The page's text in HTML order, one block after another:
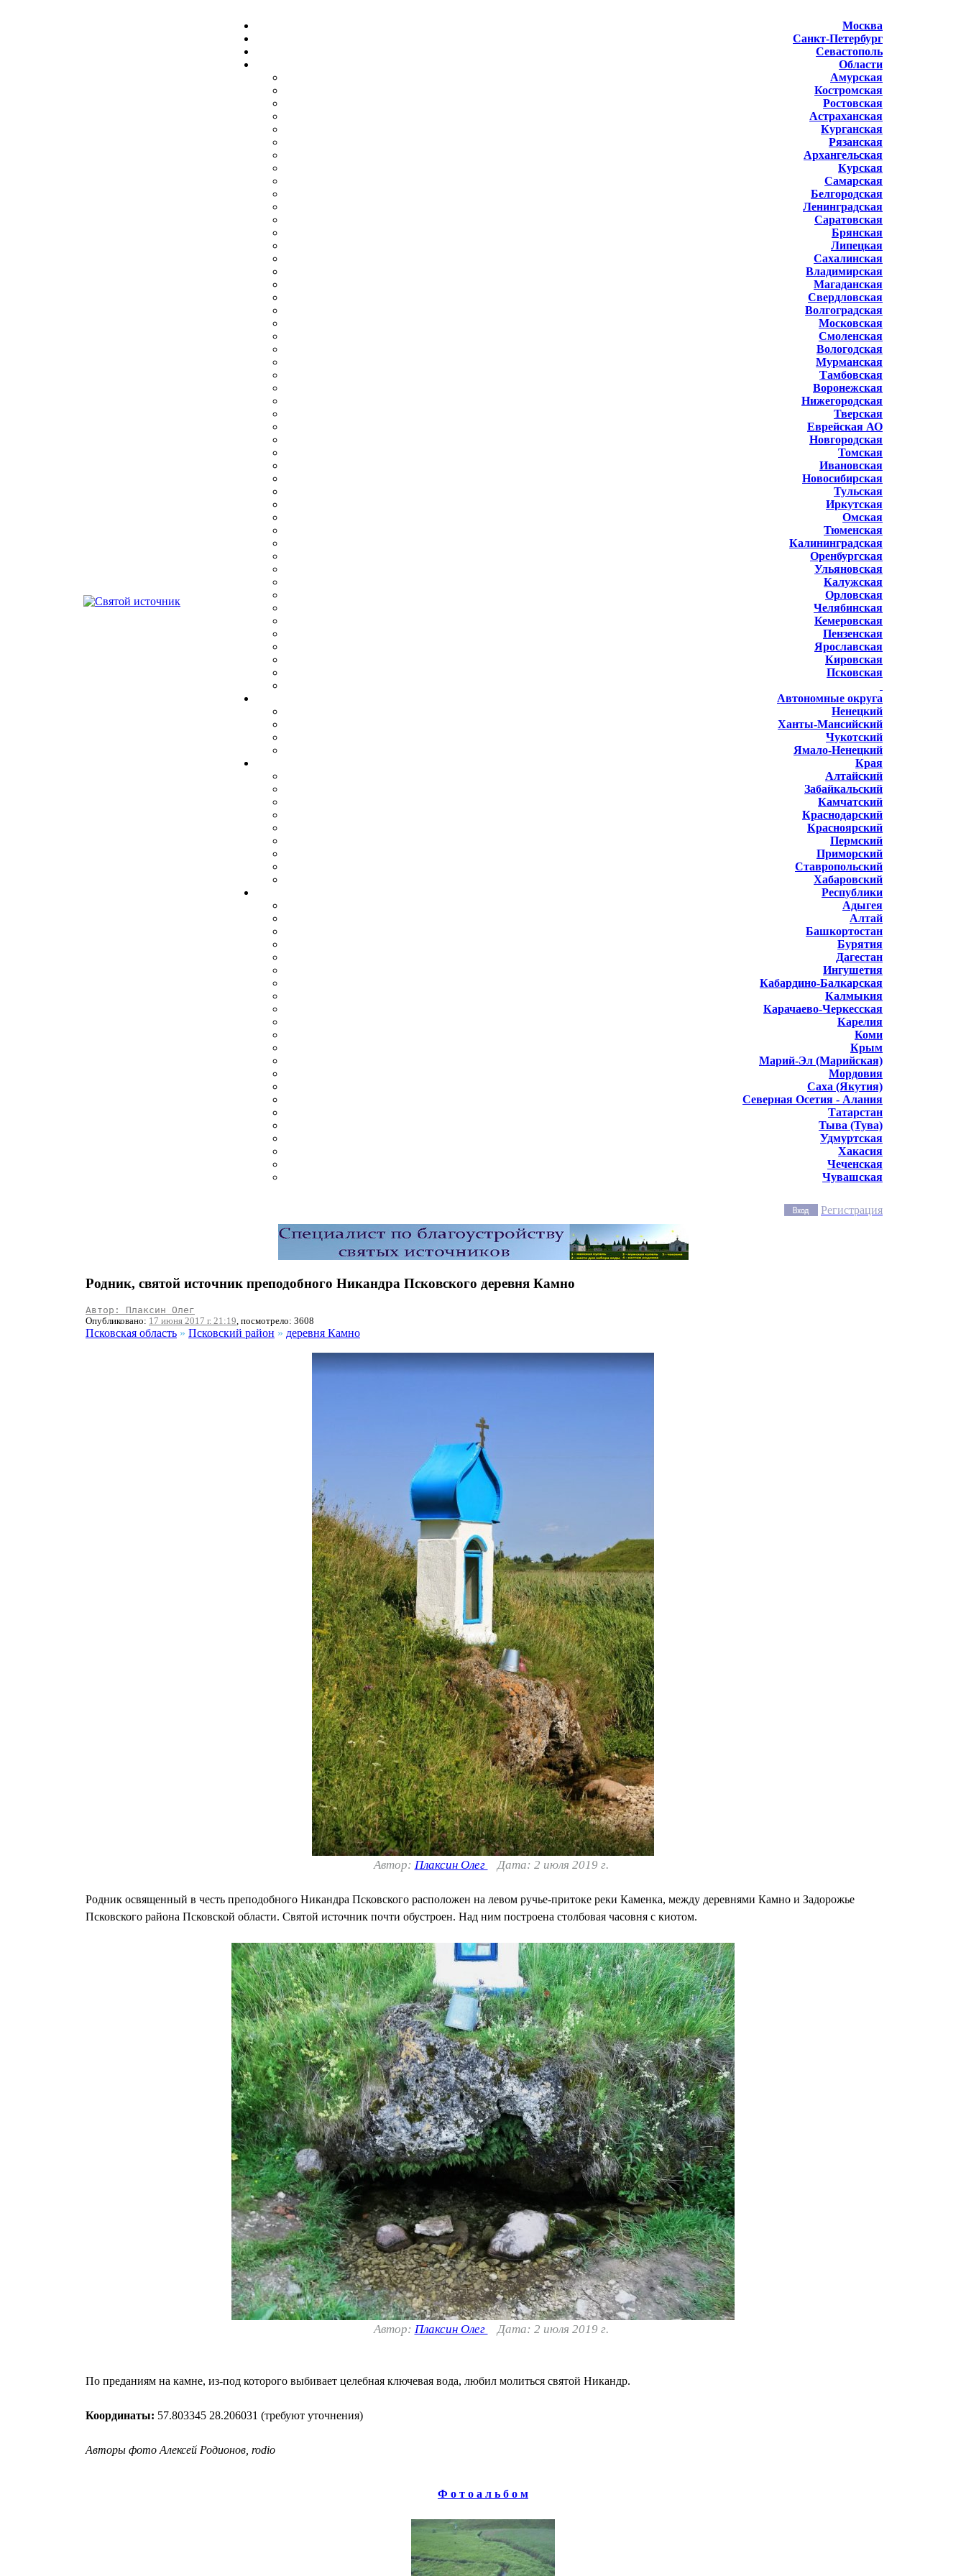
Москва
Санкт-Петербург
Севастополь
Области
Амурская
Костромская
Ростовская
Астраханская
Курганская
Рязанская
Архангельская
Курская
Самарская
Белгородская
Ленинградская
Саратовская
Брянская
Липецкая
Сахалинская
Владимирская
Магаданская
Свердловская
Волгоградская
Московская
Смоленская
Вологодская
Мурманская
Тамбовская
Воронежская
Нижегородская
Тверская
Еврейская АО
Новгородская
Томская
Ивановская
Новосибирская
Тульская
Иркутская
Омская
Тюменская
Калининградская
Оренбургская
Ульяновская
Калужская
Орловская
Челябинская
Кемеровская
Пензенская
Ярославская
Кировская
Псковская
Автономные округа
Ненецкий
Ханты-Мансийский
Чукотский
Ямало-Ненецкий
Края
Алтайский
Забайкальский
Камчатский
Краснодарский
Красноярский
Пермский
Приморский
Ставропольский
Хабаровский
Республики
Адыгея
Алтай
Башкортостан
Бурятия
Дагестан
Ингушетия
Кабардино-Балкарская
Калмыкия
Карачаево-Черкесская
Карелия
Коми
Крым
Марий-Эл (Марийская)
Мордовия
Саха (Якутия)
Северная Осетия - Алания
Татарстан
Тыва (Тува)
Удмуртская
Хакасия
Чеченская
Чувашская
Регистрация
Родник, святой источник преподобного Никандра Псковского деревня Камно
Автор: Плаксин Олег
Опубликовано: 17 июня 2017 г. 21:19, посмотрело: 3608
Псковская область » Псковский район » деревня Камно
Автор: Плаксин Олег Дата: 2 июля 2019 г.
Родник освященный в честь преподобного Никандра Псковского расположен на левом ручье-притоке реки Каменка, между деревнями Камно и Задорожье
Псковского района Псковской области. Святой источник почти обустроен. Над ним построена столбовая часовня с киотом.
Автор: Плаксин Олег Дата: 2 июля 2019 г.
По преданиям на камне, из-под которого выбивает целебная ключевая вода, любил молиться святой Никандр.
Координаты: 57.803345 28.206031 (требуют уточнения)
Авторы фото Алексей Родионов, rodio
Ф о т о а л ь б о м